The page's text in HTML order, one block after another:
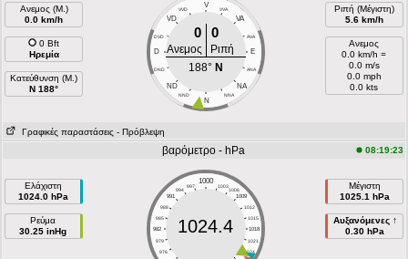
Ανεμος (Μ.)
0.0 km/h
0 Bft
Ηρεμία
Κατεύθυνση (Μ.)
N 188°
V
VVD VVA
VD VA
DVD AVA
D E
DND ANA
ND NA
NND NNA
N
0 0
Ανεμος
Ριπή
188° N
Ριπή (Μέγιστη)
5.6 km/h
Ανεμος
0.0 km/h =
0.0 m/s
0.0 mph
0.0 kts
Γραφικές παραστάσεις - Πρόβλεψη
βαρόμετρο - hPa 08:19:23
Ελάχιστη
1024.0 hPa
Ρεύμα
30.25 inHg
1000
997 1003
994
1006
991
1009
988
1012
985
1015
982
1018
979
1021
976
1024
1024.4
Μέγιστη
1025.1 hPa
Αυξανόμενες ↑
0.30 hPa